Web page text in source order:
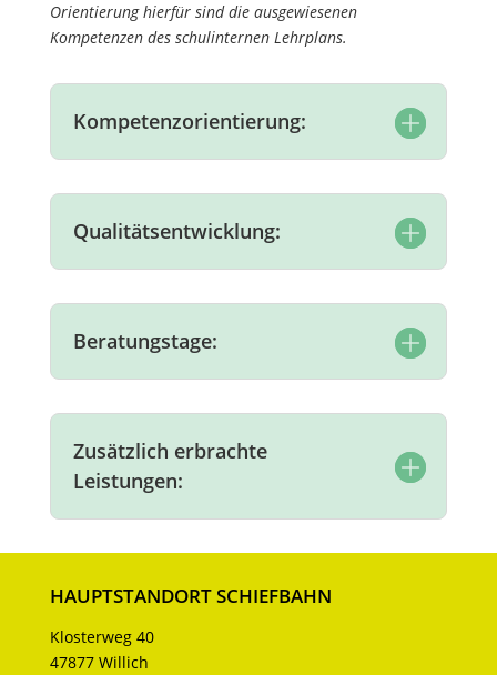
Orientierung hierfür sind die ausgewiesenen
Kompetenzen des schulinternen Lehrplans.
Kompetenzorientierung:
Qualitätsentwicklung:
Beratungstage:
Zusätzlich erbrachte
Leistungen:
HAUPTSTANDORT SCHIEFBAHN
Klosterweg 40
47877 Willich